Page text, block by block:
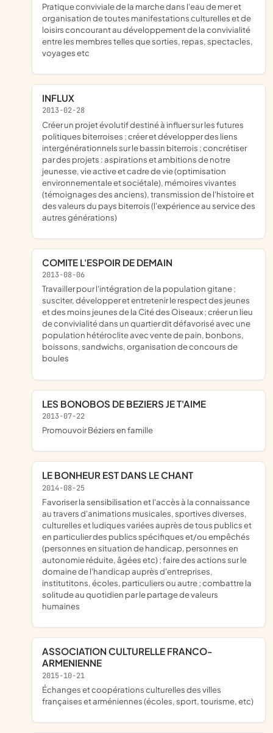
pratique conviviale de la marche dans l'eau de mer et
organisation de toutes manifestations culturelles et de
loisirs concourant au développement de la convivialité
entre les membres telles que sorties, repas, spectacles,
voyages etc
INFLUX
2013-02-28
créer un projet évolutif destiné à influer sur les futures
politiques biterroises ; créer et développer des liens
intergénérationnels sur le bassin biterrois ; concrétiser
par des projets : aspirations et ambitions de notre
jeunesse, vie active et cadre de vie (optimisation
environnementale et sociétale), mémoires vivantes
(témoignages des anciens), transmission de l'histoire et
des valeurs du pays biterrois (l'expérience au service des
autres générations)
COMITE L'ESPOIR DE DEMAIN
2013-08-06
travailler pour l'intégration de la population gitane ;
susciter, développer et entretenir le respect des jeunes
et des moins jeunes de la Cité des Oiseaux ; créer un lieu
de convivialité dans un quartier dit défavorisé avec une
population hétéroclite avec vente de pain, bonbons,
boissons, sandwichs, organisation de concours de
boules
LES BONOBOS DE BEZIERS JE T'AIME
2013-07-22
promouvoir Béziers en famille
LE BONHEUR EST DANS LE CHANT
2014-08-25
favoriser la sensibilisation et l'accès à la connaissance
au travers d'animations musicales, sportives diverses,
culturelles et ludiques variées auprès de tous publics et
en particulier des publics spécifiques et/ou empêchés
(personnes en situation de handicap, personnes en
autonomie réduite, âgées etc) ; faire des actions sur le
domaine de l'handicap auprès d'entreprises,
institutitons, écoles, particuliers ou autre ; combattre la
solitude au quotidien par le partage de valeurs
humaines
ASSOCIATION CULTURELLE FRANCO-
ARMENIENNE
2015-10-21
échanges et coopérations culturelles des villes
françaises et arméniennes (écoles, sport, tourisme, etc)